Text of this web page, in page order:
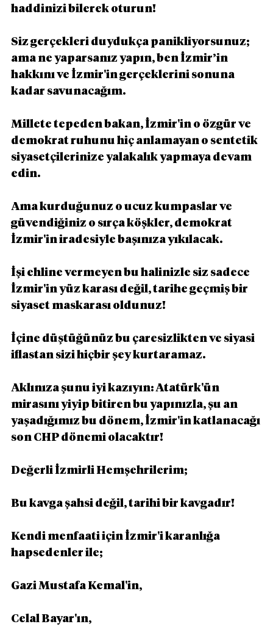
haddinizi bilerek oturun!
Siz gerçekleri duydukça panikliyorsunuz;
ama ne yaparsanız yapın, ben İzmir’in
hakkını ve İzmir'in gerçeklerini sonuna
kadar savunacağım.
Millete tepeden bakan, İzmir'in o özgür ve
demokrat ruhunu hiç anlamayan o sentetik
siyasetçilerinize yalakalık yapmaya devam
edin.
Ama kurduğunuz o ucuz kumpaslar ve
güvendiğiniz o sırça köşkler, demokrat
İzmir'in iradesiyle başınıza yıkılacak.
İşi ehline vermeyen bu halinizle siz sadece
İzmir'in yüz karası değil, tarihe geçmiş bir
siyaset maskarası oldunuz!
İçine düştüğünüz bu çaresizlikten ve siyasi
iflastan sizi hiçbir şey kurtaramaz.
Aklınıza şunu iyi kazıyın: Atatürk'ün
mirasını yiyip bitiren bu yapınızla, şu an
yaşadığımız bu dönem, İzmir'in katlanacağı
son CHP dönemi olacaktır!
Değerli İzmirli Hemşehrilerim;
Bu kavga şahsi değil, tarihi bir kavgadır!
Kendi menfaati için İzmir'i karanlığa
hapsedenler ile;
Gazi Mustafa Kemal'in,
Celal Bayar'ın,